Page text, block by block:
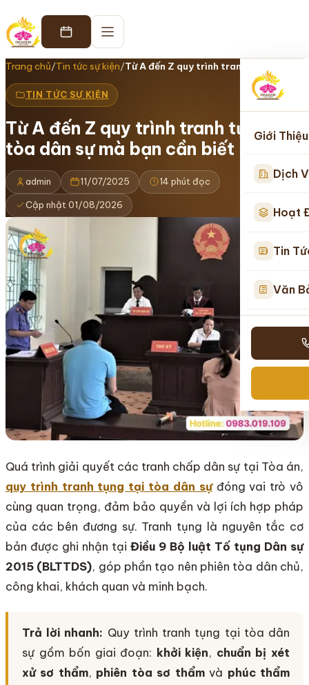
Giới Thiệu
Dịch
Hoạt
Tin
Văn
Trang chủ/Tin tức sự kiện/Từ A đến Z quy trình tranh tụng tại…
TIN TỨC SỰ KIỆN
Từ A đến Z quy trình tranh tụng tại
tòa dân sự mà bạn cần biết
admin 11/07/2025 14 phút đọc
Cập nhật 01/08/2026
Quá trình giải quyết các tranh chấp dân sự tại Tòa án,
quy trình tranh tụng tại tòa dân sựđóng vai trò vô
cùng quan trọng, đảm bảo quyền và lợi ích hợp pháp
của các bên đương sự. Tranh tụng là nguyên tắc cơ
bản được ghi nhận tại Điều 9 Bộ luật Tố tụng Dân sự
2015 (BLTTDS), góp phần tạo nên phiên tòa dân chủ,
công khai, khách quan và minh bạch.
Trả lời nhanh: Quy trình tranh tụng tại tòa dân
sự gồm bốn giai đoạn: khởi kiện, chuẩn bị xét
xử sơ thẩm, phiên tòa sơ thẩmvà phúc thẩm